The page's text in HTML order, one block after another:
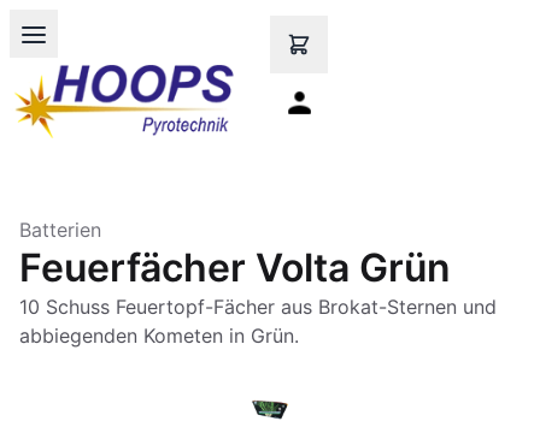
Open main menu
Batterien
Feuerfächer Volta Grün
10 Schuss Feuertopf-Fächer aus Brokat-Sternen und
abbiegenden Kometen in Grün.